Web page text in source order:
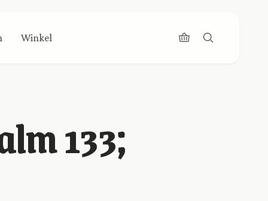
Winkel
133;